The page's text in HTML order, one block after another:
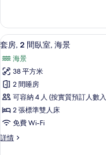
海
景
的
相
片
臥
室,
海
詳
情
載
入
所
有
套
房,
2
間
臥
4
套房, 2 間臥室, 海景
海景
38 平方米
2 間睡房
可容納 4 人 (按實質預訂人數
2 張標準雙人床
免費 Wi-Fi
詳情
套